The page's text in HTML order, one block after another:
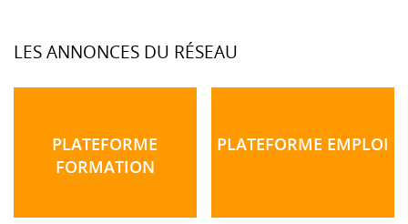
LES ANNONCES DU RÉSEAU
PLATEFORME
FORMATION
PLATEFORME EMPLOI